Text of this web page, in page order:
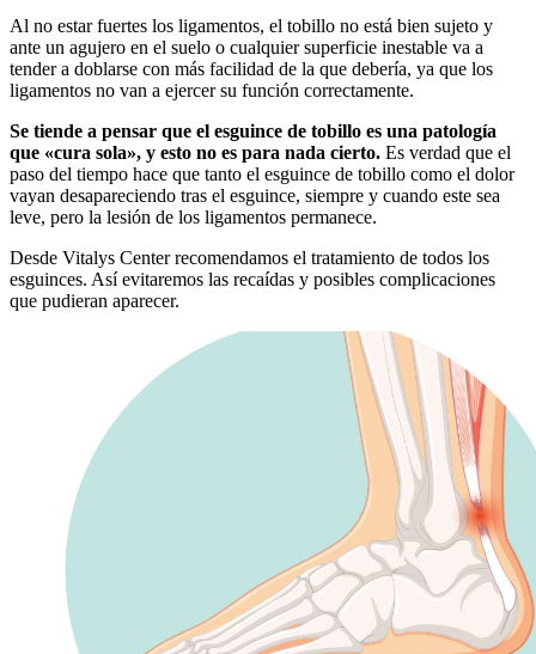
Al no estar fuertes los ligamentos, el tobillo no está bien sujeto y
ante un agujero en el suelo o cualquier superficie inestable va a
tender a doblarse con más facilidad de la que debería, ya que los
ligamentos no van a ejercer su función correctamente.
Se tiende a pensar que el esguince de tobillo es una patología
que «cura sola», y esto no es para nada cierto. Es verdad que el
paso del tiempo hace que tanto el esguince de tobillo como el dolor
vayan desapareciendo tras el esguince, siempre y cuando este sea
leve, pero la lesión de los ligamentos permanece.
Desde Vitalys Center recomendamos el tratamiento de todos los
esguinces. Así evitaremos las recaídas y posibles complicaciones
que pudieran aparecer.